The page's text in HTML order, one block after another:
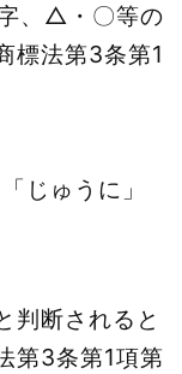
、△・〇等の
標法第3条第1
じゅうに」
判断されると
第3条第1項第